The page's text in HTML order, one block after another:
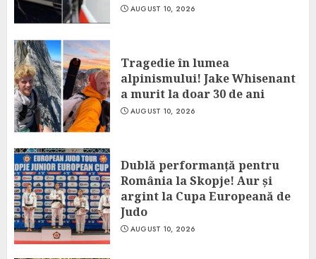
AUGUST 10, 2026
Tragedie în lumea
alpinismului! Jake Whisenant
a murit la doar 30 de ani
AUGUST 10, 2026
Dublă performanță pentru
România la Skopje! Aur și
argint la Cupa Europeană de
Judo
AUGUST 10, 2026